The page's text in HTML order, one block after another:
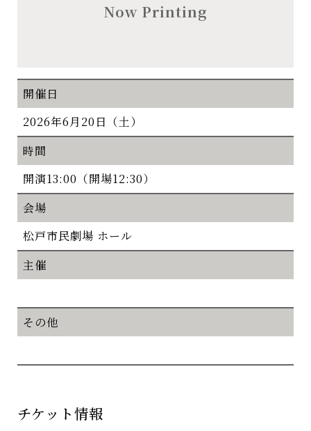
Now Printing
開催日
2026年6月20日（土）
時間
開演13:00（開場12:30）
会場
松戸市民劇場 ホール
主催
その他
チケット情報